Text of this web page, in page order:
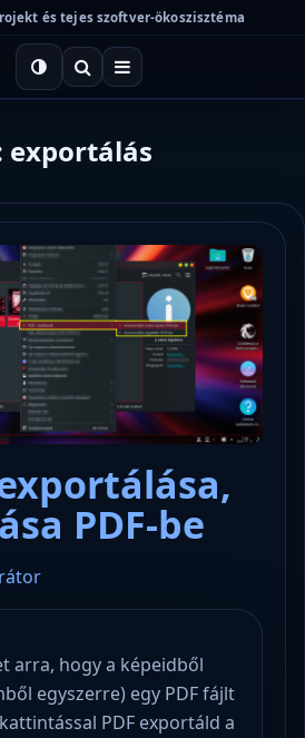
és tejes szoftver-ökoszisztéma
exportálás
PDF-be
arra, hogy a képeidből
egyszerre) egy PDF fájlt
PDF exportáld a